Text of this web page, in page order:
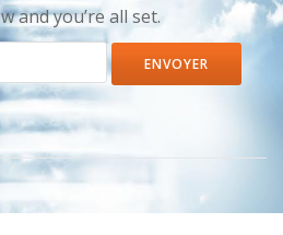
and you’re all set.